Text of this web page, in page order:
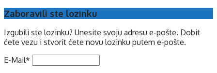
Zaboravili ste lozinku
Izgubili ste lozinku? Unesite svoju adresu e-pošte. Dobit
ćete vezu i stvorit ćete novu lozinku putem e-pošte.
E-Mail*